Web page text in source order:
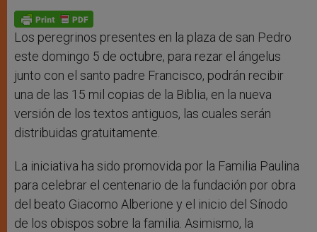
p
p
g
e
r
o
k
Los peregrinos presentes en la plaza de san Pedro
este domingo 5 de octubre, para rezar el ángelus
junto con el santo padre Francisco, podrán recibir
una de las 15 mil copias de la Biblia, en la nueva
versión de los textos antiguos, las cuales serán
distribuidas gratuitamente.
La iniciativa ha sido promovida por la Familia Paulina
para celebrar el centenario de la fundación por obra
del beato Giacomo Alberione y el inicio del Sínodo
de los obispos sobre la familia. Asimismo, la